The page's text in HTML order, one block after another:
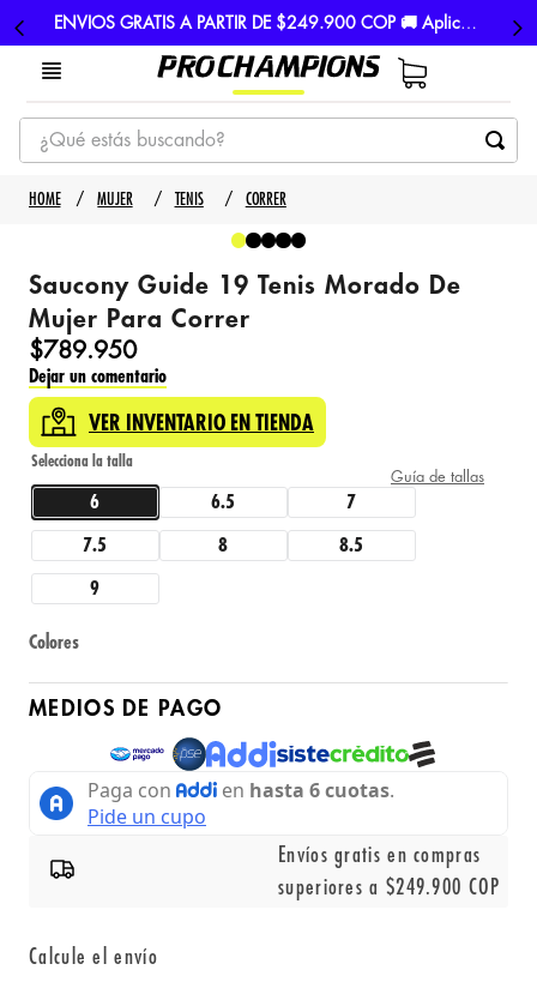
ENVIOS GRATIS A PARTIR DE $249.900 COP 🚚 Aplican TyC
¿Qué estás buscando?
TÉRMINOS MÁS BUSCADOS
3
4. guayos
5. gorras
MUJER TENIS CORRER
Saucony Guide 19 Tenis Morado De
Mujer Para Correr
$789.950
Dejar un comentario
VER INVENTARIO EN TIENDA
Guía de tallas
6 6.5 7
7.5 8 8.5
9
Colores
MEDIOS DE PAGO
Envíos gratis en compras
superiores a $249.900 COP
Calcule el envío